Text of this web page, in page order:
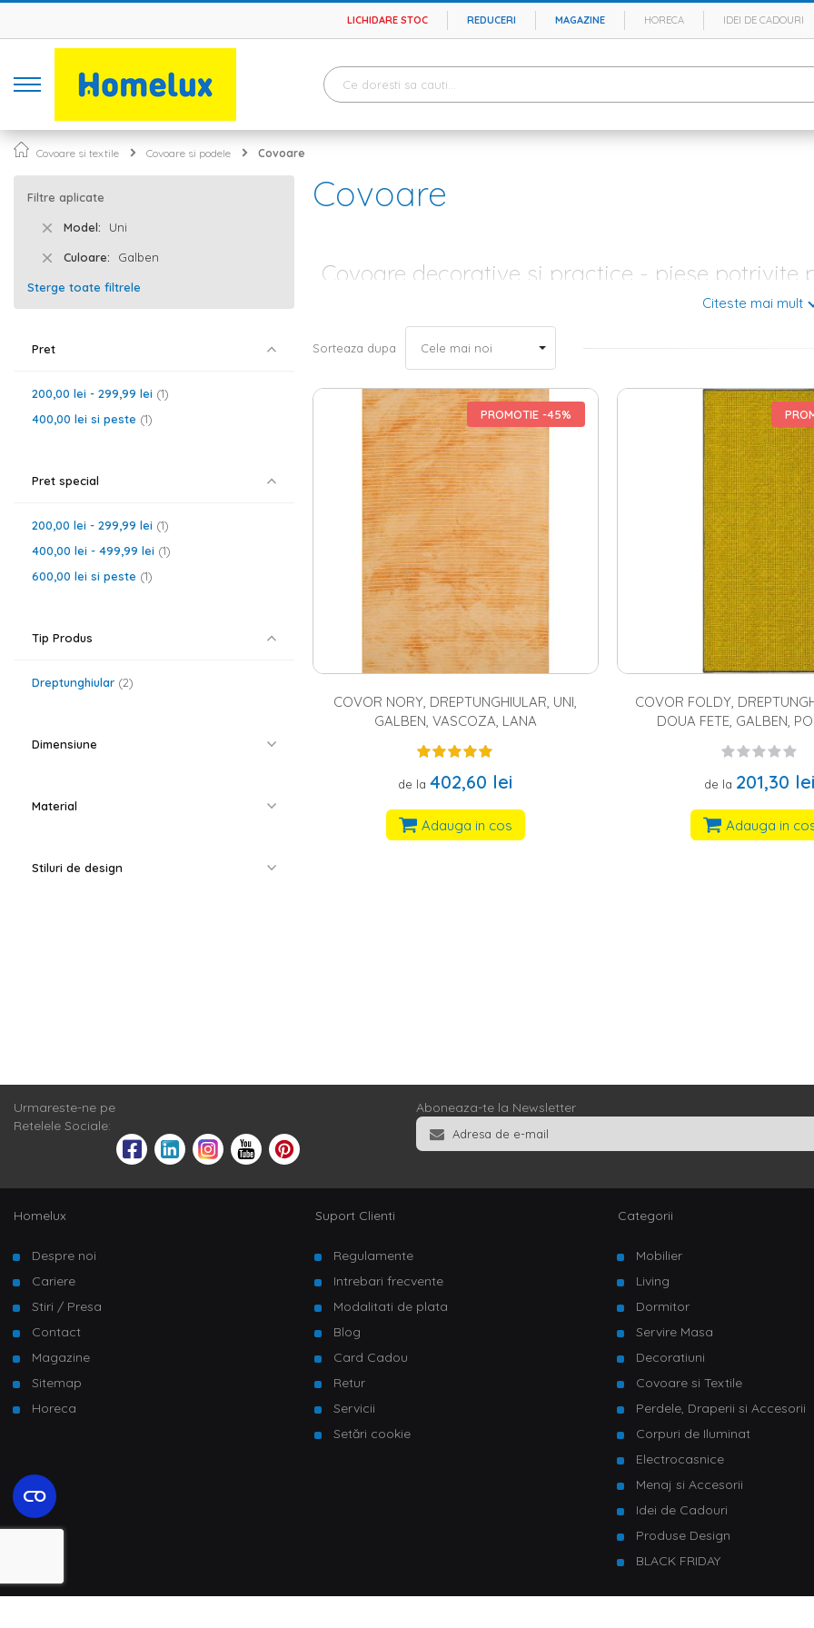
LICHIDARE STOC REDUCERI MAGAZINE HORECA IDEI DE CADOURI
Covoare si textile Covoare si podele Covoare
Covoare
Covoare decorative si practice - piese potrivite
Dintr-o amenajare interioara cu personalitate nu pot lipsi covoarele chic, indiferent
hol sau bucatarie. Fabricate din materiale deosebite, aceste accesorii pot imprima o
eleganta desavarsita. In magazinul Homelux.ro exista diferite tipuri de piese
modele simple sau asimetrice, cu imprimeuri potrivite pentru decoruri moderne,
Covor si traverse mici si mari - diversitate de modele, culori si
Covoarele din magazinul nostru online sunt fabricate din materiale de calitate (acril,
confort termic superior, in culori ce pot satisface gusturile celor mai pretentiosi.
preferate fiind modelele pufoase, ce atrag prin moliciune si prin confortul lor pe cei
abstract, clasic, etnic, floral, geometric, modern, oriental, traditional, uni, in asa fel
poate alege un covor dreptunghiular, cu desen abstract, iar pentru holcovorasele de
mai gasesti sicovoare pentru copii, covoare pentru bucatarie sau pentru orice alta
Citeste mai mult
Sorteaza dupa
PROMOTIE -45%
COVOR NORY, DREPTUNGHIULAR, UNI,
GALBEN, VASCOZA, LANA
de la 402,60 lei
Adauga in cos
COVOR FOLDY,
DOUA FETE, GALBEN,
de la 201,30 lei
Adauga in
Filtre aplicate
Model Uni
Culoare Galben
Sterge toate filtrele
Pret
200,00 lei - 299,99 lei
1
400,00 lei si peste 1
Pret special
200,00 lei - 299,99 lei
1
400,00 lei - 499,99 lei
1
600,00 lei si peste 1
Tip Produs
Dreptunghiular 2
Dimensiune
Material
Stiluri de design
Urmareste-ne pe
Retelele Sociale:
Aboneaza-te la Newsletter
Homelux
Despre noi
Cariere
Stiri / Presa
Contact
Magazine
Sitemap
Horeca
Suport Clienti
Regulamente
Intrebari frecvente
Modalitati de plata
Blog
Card Cadou
Retur
Servicii
Setări cookie
Categorii
Mobilier
Living
Dormitor
Servire Masa
Decoratiuni
Covoare si Textile
Perdele, Draperii si Accesorii
Corpuri de Iluminat
Electrocasnice
Menaj si Accesorii
Idei de Cadouri
Produse Design
BLACK FRIDAY